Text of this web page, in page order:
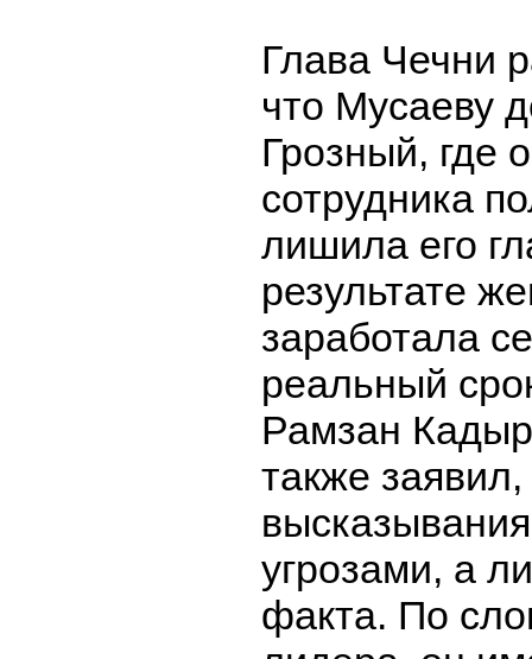
Глава Чечни
что Мусаеву
Грозный, где
сотрудника
лишила его
результате
заработала
реальный
Рамзан
также заявил,
угрозами, а
факта. По